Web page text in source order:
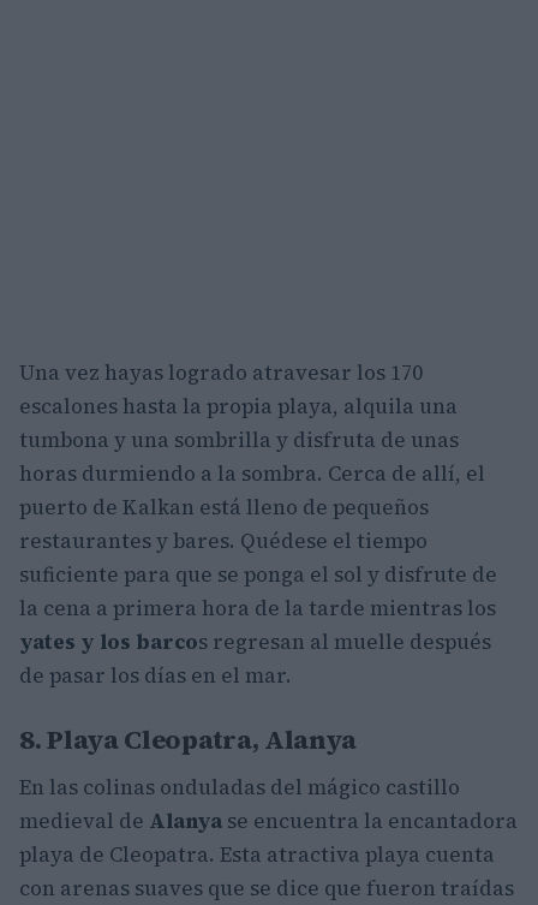
Una vez hayas logrado atravesar los 170
escalones hasta la propia playa, alquila una
tumbona y una sombrilla y disfruta de unas
horas durmiendo a la sombra. Cerca de allí, el
puerto de Kalkan está lleno de pequeños
restaurantes y bares. Quédese el tiempo
suficiente para que se ponga el sol y disfrute de
la cena a primera hora de la tarde mientras los
yates y los barcos regresan al muelle después
de pasar los días en el mar.
8. Playa Cleopatra, Alanya
En las colinas onduladas del mágico castillo
medieval de Alanya se encuentra la encantadora
playa de Cleopatra. Esta atractiva playa cuenta
con arenas suaves que se dice que fueron traídas